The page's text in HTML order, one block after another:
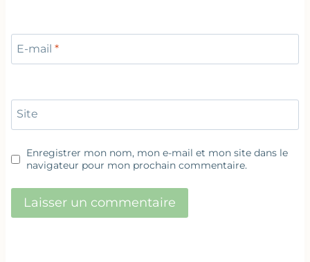
E-mail *
Site
Enregistrer mon nom, mon e-mail et mon site dans le
navigateur pour mon prochain commentaire.